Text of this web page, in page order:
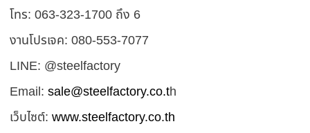
โทร: 063-323-1700 ถึง 6
งานโปรเจค: 080-553-7077
LINE: @steelfactory
Email:sale@steelfactory.co.th
เว็บไซต์:www.steelfactory.co.th